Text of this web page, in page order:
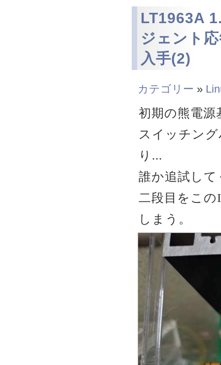
LT1963A
ジェント
入手(2)
カテゴリー »
初期の熊電源
スイッチン
り...
誰か追試し
二段目をこ
しまう。